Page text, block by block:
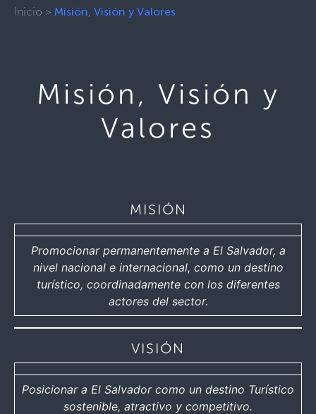
Inicio > Misión, Visión y Valores
Misión, Visión y
Valores
MISIÓN
Promocionar permanentemente a El Salvador, a
nivel nacional e internacional, como un destino
turístico, coordinadamente con los diferentes
actores del sector.
VISIÓN
Posicionar a El Salvador como un destino Turístico
sostenible, atractivo y competitivo.